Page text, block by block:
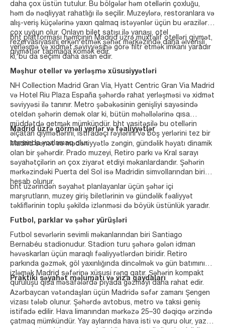
daha çox üstün tutulur. Bu bölgələr həm otellərin çoxluğu,
həm də nəqliyyat rahatlığı ilə seçilir. Muzeylərə, restoranlara və
alış-veriş küçələrinə yaxın qalmaq istəyənlər üçün bu ərazilər
çox uyğun olur. Onlayn bilet satışı ilə yanaşı, otel
rezervasiyasını erkən etmək şəhər mərkəzində daha əlverişli
qiymətlər tapmağa kömək edir.
bht platforması həmçinin Madrid üzrə müxtəlif otelləri qiymət,
yerləşmə və xidmət səviyyəsinə görə filtr etmək imkanı yaradır
ki, bu da seçimi daha asan edir.
Məşhur otellər və yerləşmə xüsusiyyətləri
NH Collection Madrid Gran Vía, Hyatt Centric Gran Via Madrid
və Hotel Riu Plaza España şəhərdə rahat yerləşməsi və xidmət
səviyyəsi ilə tanınır. Metro şəbəkəsinin genişliyi sayəsində
oteldən şəhərin demək olar ki, bütün məhəllələrinə qısa
müddətdə getmək mümkündür. bht vasitəsilə bu otellərin
əlçatan qiymətlərini, istifadəçi rəylərini və boş yerlərini tez bir
zamanda yoxlamaq olur.
Madrid üzrə görməli yerlər və fəaliyyətlər
Madrid sənət və mədəniyyətlə zəngin, gündəlik həyatı dinamik
olan bir şəhərdir. Prado muzeyi, Retiro parkı və Kral sarayı
səyahətçilərin ən çox ziyarət etdiyi məkanlardandır. Şəhərin
mərkəzindəki Puerta del Sol isə Madridin simvollarından biri
hesab olunur.
bht üzərindən səyahət planlayanlar üçün şəhər içi
marşrutların, muzey giriş biletlərinin və gündəlik fəaliyyət
təkliflərinin toplu şəkildə izlənməsi də böyük üstünlük yaradır.
Futbol, parklar və şəhər yürüşləri
Futbol sevərlərin sevimli məkanlarından biri Santiago
Bernabéu stadionudur. Stadion turu şəhərə gələn idman
həvəskarları üçün maraqlı fəaliyyətlərdən biridir. Retiro
parkında gəzmək, göl yaxınlığında dincəlmək və gün batımını
izləmək Madrid səfərinə xüsusi rəng qatır. Şəhərin kompakt
quruluşu qısa məsafələrdə piyada gəzməyi daha rahat edir.
Praktiki səyahət məlumatı və viza qaydaları
Azərbaycan vətəndaşları üçün Madridə səfər zamanı Şengen
vizası tələb olunur. Şəhərdə avtobus, metro və taksi geniş
istifadə edilir. Hava limanından mərkəzə 25–30 dəqiqə ərzində
çatmaq mümkündür. Yay aylarında hava isti və quru olur, yaz